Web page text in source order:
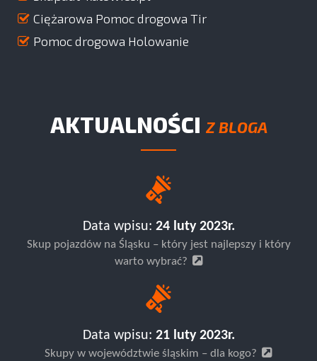
Ciężarowa Pomoc drogowa Tir
Pomoc drogowa Holowanie
AKTUALNOŚCI Z BLOGA
Data wpisu: 24 luty 2023r.
Skup pojazdów na Śląsku – który jest najlepszy i który
warto wybrać?
Data wpisu: 21 luty 2023r.
Skupy w województwie śląskim – dla kogo?